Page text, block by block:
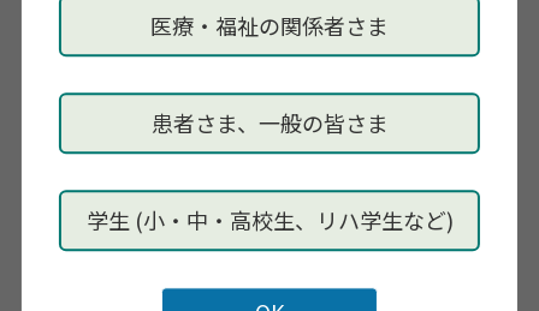
医療・福祉の関係者さま
患者さま、一般の皆さま
学生 (小・中・高校生、リハ学生など)
science.or.jp/guide7.html
7月30日（金）「高次脳機能障害に関する基礎知識と急
性期～生活維持期での支援の流れ」
8月13日（金）「高次脳機能障碍者の社会参加支援と家
族支援」
全て18：00～19：15（ライブ配信）